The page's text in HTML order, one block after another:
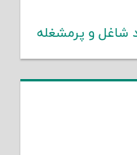
شاغل و پرمشغله